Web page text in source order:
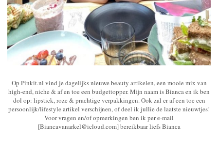
Op Pinkit.nl vind je dagelijks nieuwe beauty artikelen, een mooie mix van
high-end, niche & af en toe een budgettopper. Mijn naam is Bianca en ik ben
dol op: lipstick, roze & prachtige verpakkingen. Ook zal er af een toe een
persoonlijk/lifestyle artikel verschijnen, of deel ik jullie de laatste nieuwtjes!
Voor vragen en/of opmerkingen ben ik per e-mail
[Biancavanarkel@icloud.com] bereikbaar liefs Bianca